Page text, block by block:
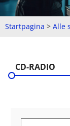
Startpagina > Alle
CD-RADIO